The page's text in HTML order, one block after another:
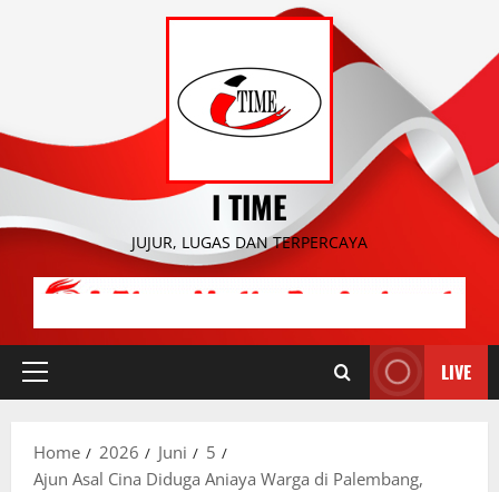
I TIME
JUJUR, LUGAS DAN TERPERCAYA
Primary
LIVE
Home 2026 Juni
5
Ajun Asal Cina Diduga Aniaya Warga di Palembang,